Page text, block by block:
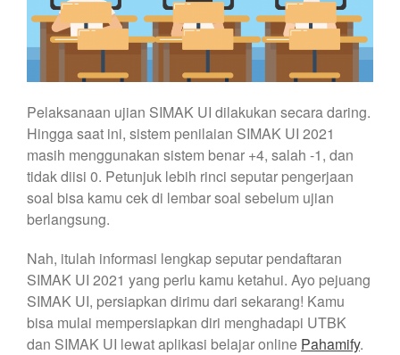
Pelaksanaan ujian SIMAK UI dilakukan secara daring.
Hingga saat ini, sistem penilaian SIMAK UI 2021
masih menggunakan sistem benar +4, salah -1, dan
tidak diisi 0. Petunjuk lebih rinci seputar pengerjaan
soal bisa kamu cek di lembar soal sebelum ujian
berlangsung.
Nah, itulah informasi lengkap seputar pendaftaran
SIMAK UI 2021 yang perlu kamu ketahui. Ayo pejuang
SIMAK UI, persiapkan dirimu dari sekarang! Kamu
bisa mulai mempersiapkan diri menghadapi UTBK
dan SIMAK UI lewat aplikasi belajar online Pahamify.